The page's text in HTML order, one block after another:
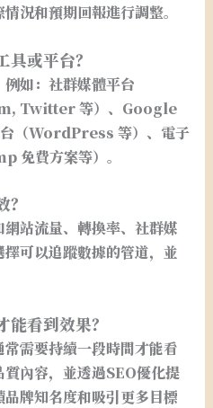
況和預期回報進行調整。
或平台？
如：社群媒體平台
Twitter 等）、Google
（WordPress 等）、電子
免費方案等）。
站流量、轉換率、社群媒
可以追蹤數據的管道，並
看到效果？
需要持續一段時間才能看
內容，並透過SEO優化提
牌知名度和吸引更多目標